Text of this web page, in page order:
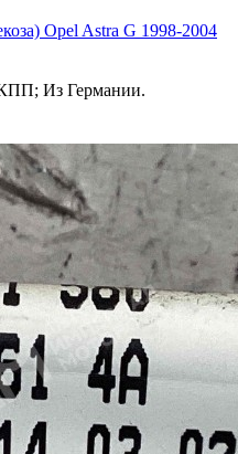
Opel Astra G 1998-2004
Из Германии.